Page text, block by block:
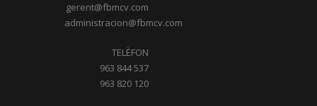
gerent@fbmcv.com
administracion@fbmcv.com
TELÈFON
963 844 537
963 820 120